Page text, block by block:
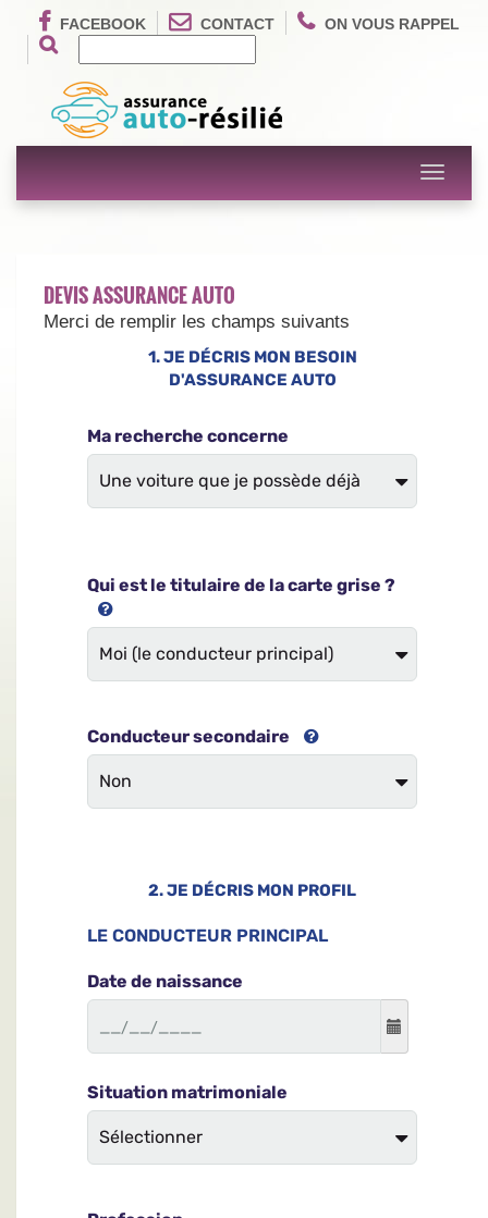
FACEBOOK CONTACT ON VOUS RAPPEL
Toggle
DEVIS ASSURANCE AUTO
Merci de remplir les champs suivants